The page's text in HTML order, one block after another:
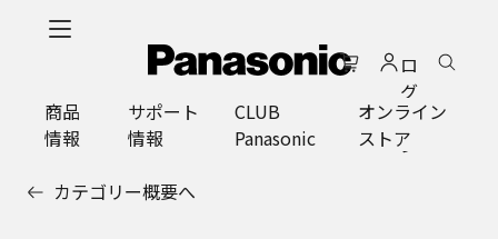
ロ
グ
イ
ン
商品
情報
サポート
情報
CLUB
Panasonic
オンライン
ストア
カテゴリー概要へ